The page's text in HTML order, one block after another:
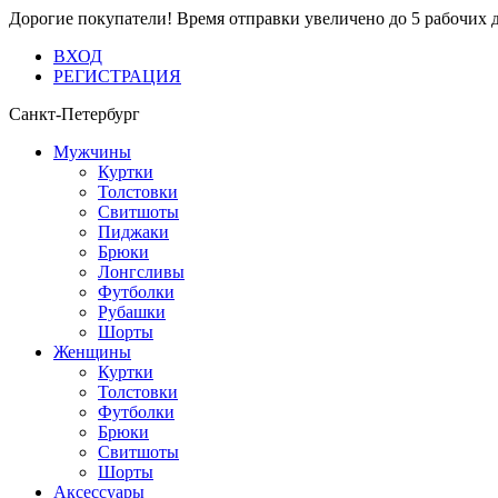
Дорогие покупатели! Время отправки увеличено до 5 рабочих
ВХОД
РЕГИСТРАЦИЯ
Санкт-Петербург
Мужчины
Куртки
Толстовки
Свитшоты
Пиджаки
Брюки
Лонгсливы
Футболки
Рубашки
Шорты
Женщины
Куртки
Толстовки
Футболки
Брюки
Свитшоты
Шорты
Аксессуары